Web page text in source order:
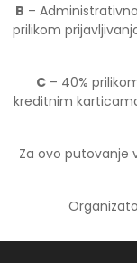
B –
prilikom
C – 40%
kreditnim
Za ovo putovanje